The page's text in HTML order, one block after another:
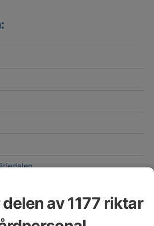
av 1177 riktar